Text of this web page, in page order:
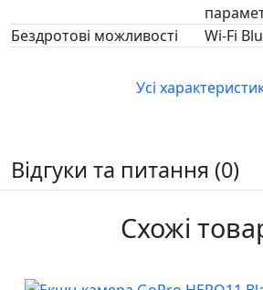
Бездротові можливості
Wi-Fi
Усі
Відгуки та питання (0)
Схожі